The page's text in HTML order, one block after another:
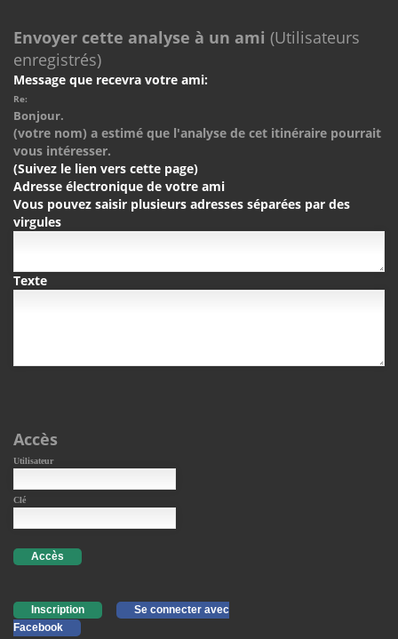
Envoyer cette analyse à un ami (Utilisateurs
enregistrés)
Message que recevra votre ami:
Re:
Bonjour.
(votre nom) a estimé que l'analyse de cet itinéraire pourrait
vous intéresser.
(Suivez le lien vers cette page)
Adresse électronique de votre ami
Vous pouvez saisir plusieurs adresses séparées par des
virgules
Texte
Accès
Utilisateur
Clé
Accès
Inscription
Se connecter avec
Facebook